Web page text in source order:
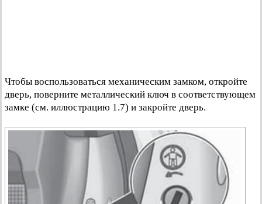
Чтобы воспользоваться механическим замком, откройте
дверь, поверните металлический ключ в соответствующем
замке (см. иллюстрацию 1.7) и закройте дверь.